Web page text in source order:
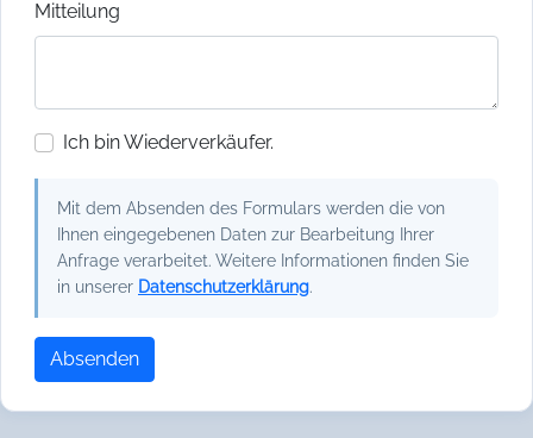
Mitteilung
Ich bin Wiederverkäufer.
Mit dem Absenden des Formulars werden die von
Ihnen eingegebenen Daten zur Bearbeitung Ihrer
Anfrage verarbeitet. Weitere Informationen finden Sie
in unserer Datenschutzerklärung.
Absenden